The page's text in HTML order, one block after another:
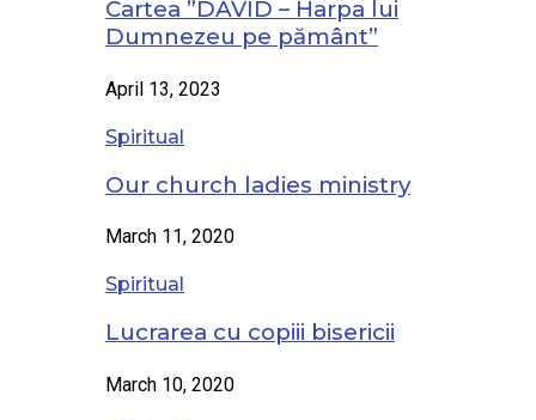
Cartea ”DAVID – Harpa lui
Dumnezeu pe pământ”
April 13, 2023
Spiritual
Our church ladies ministry
March 11, 2020
Spiritual
Lucrarea cu copiii bisericii
March 10, 2020